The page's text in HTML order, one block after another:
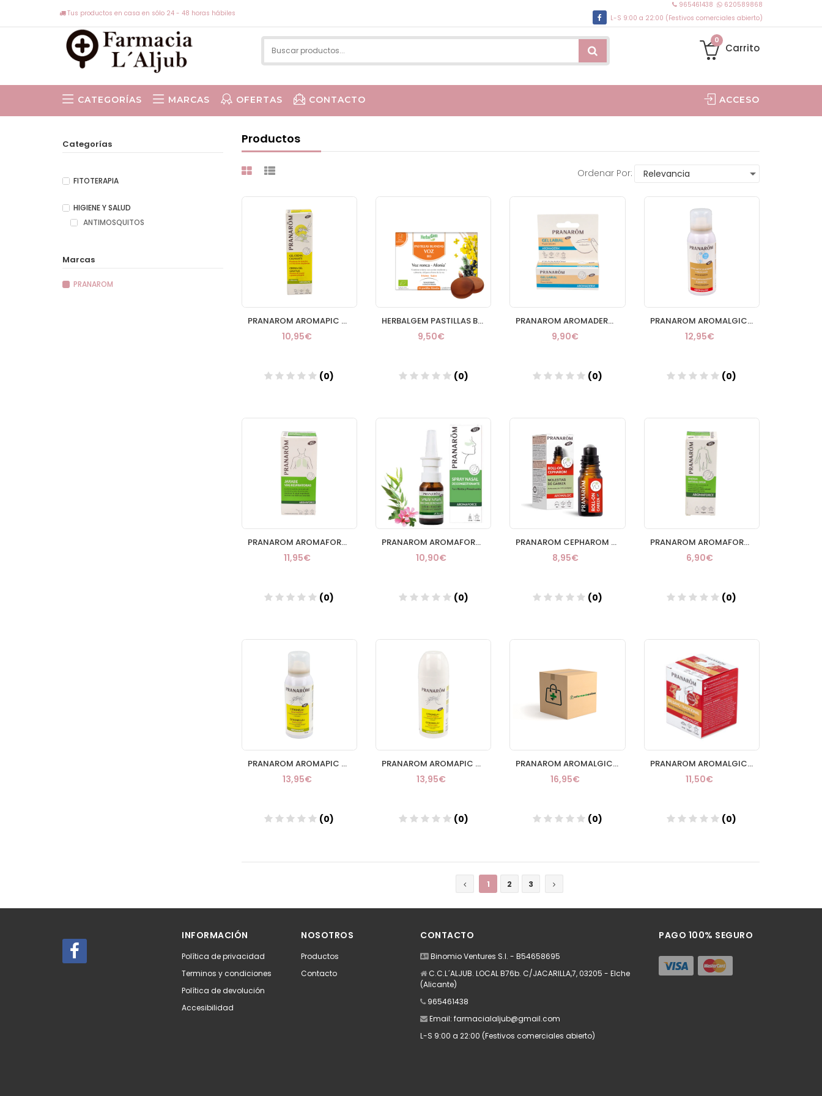
Tus productos en casa en sólo 24 - 48 horas hábiles
965461438
620589868
L-S 9:00 a 22:00 (Festivos comerciales abierto)
0
Carrito
CATEGORÍAS MARCAS OFERTAS CONTACTO ACCESO
Productos
Ordenar Por:
PRANAROM AROMAPIC GEL CREMA CALMANTE PICADURA INSEC 40ML
10,95€
(0)
HERBALGEM PASTILLAS BLANDAS VOZ Y AFONIA 24 PAST
9,50€
(0)
PRANAROM AROMADERM GEL LABIAROM
9,90€
(0)
PRANAROM AROMALGIC SPRAY ARTICULACIONES
12,95€
(0)
PRANAROM AROMAFORCE JARABE BIO 150 ML
11,95€
(0)
PRANAROM AROMAFORCE SPRAY NASAL SPRAY 15 ML
10,90€
(0)
PRANAROM CEPHAROM MOLESTIAS DE CABEZA ROLLON 5 ML
8,95€
(0)
PRANAROM AROMAFORCE DEFENSAS NATURALES 5ML
6,90€
(0)
PRANAROM AROMAPIC SPRAY CUERPO CITRONELA 75ML
13,95€
(0)
PRANAROM AROMAPIC ROLLON CITRONELA PLUS 75 ML
13,95€
(0)
PRANAROM AROMALGIC ROLLON ARTICULACIONES
16,95€
(0)
PRANAROM AROMALGIC BALSAMO TRADICIONAL 30 ML
11,50€
(0)
1
2 3
Categorías
FITOTERAPIA
HIGIENE Y SALUD
ANTIMOSQUITOS
Marcas
PRANAROM
INFORMACIÓN
Política de privacidad
Terminos y condiciones
Política de devolución
Accesibilidad
NOSOTROS
Productos
Contacto
CONTACTO
Binomio Ventures S.l. - B54658695
C.C.L´ALJUB. LOCAL B76b. C/JACARILLA,7, 03205 - Elche
(Alicante)
965461438
Email: farmacialaljub@gmail.com
L-S 9:00 a 22:00 (Festivos comerciales abierto)
PAGO 100% SEGURO